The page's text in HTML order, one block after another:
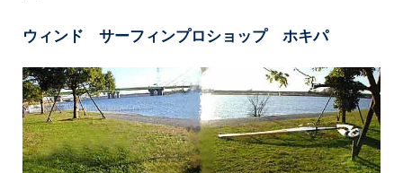
ウィンド サーフィンプロショップ ホキパ